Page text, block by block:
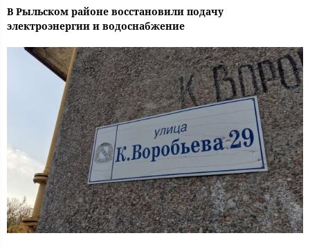
В Рыльском районе восстановили подачу
электроэнергии и водоснабжение